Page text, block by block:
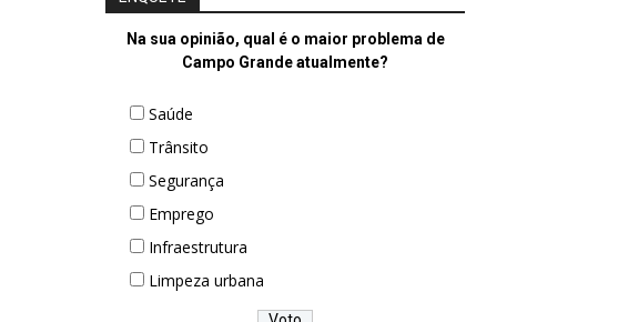
Na sua opinião, qual é o maior problema de
Campo Grande atualmente?
Saúde
Trânsito
Segurança
Emprego
Infraestrutura
Limpeza urbana